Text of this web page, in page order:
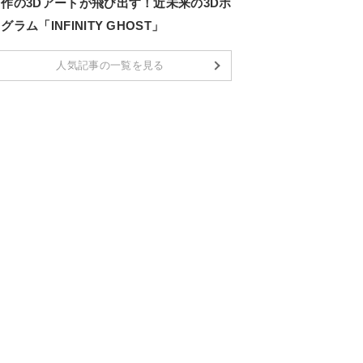
の3Dアートが飛び出す！近未来の3Dホ
ラム「INFINITY GHOST」
人気記事の一覧を見る